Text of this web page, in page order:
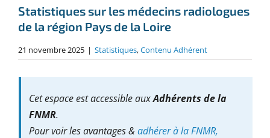
Statistiques sur les médecins radiologues
de la région Pays de la Loire
21 novembre 2025 | Statistiques,Contenu Adhérent
Cet espace est accessible auxAdhérents de la
FNMR.
Pour voir les avantages &adhérer à la FNMR,